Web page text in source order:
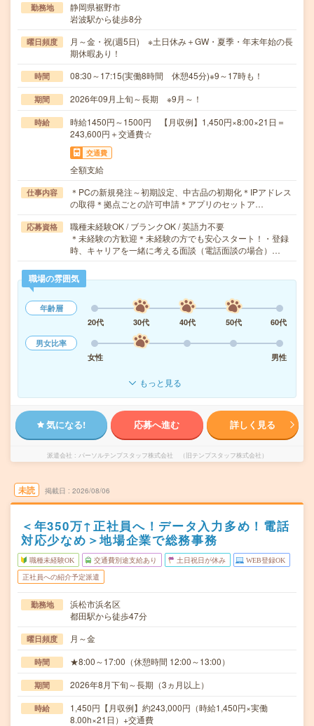
勤務地
静岡県裾野市
岩波駅から徒歩8分
曜日頻度
月～金・祝(週5日) ※土日休み＋GW・夏季・年末年始の長
期休暇あり！
時間 08:30～17:15(実働8時間 休憩45分)※9～17時も！
期間 2026年09月上旬～長期 ※9月～！
時給
時給1450円～1500円 【月収例】1,450円×8:00×21日＝
243,600円＋交通費☆
交通費
全額支給
仕事内容
＊PCの新規発注～初期設定、中古品の初期化＊IPアドレス
の取得＊拠点ごとの許可申請＊アプリのセットア…
応募資格
職種未経験OK / ブランクOK / 英語力不要
＊未経験の方歓迎＊未経験の方でも安心スタート！・登録
時、キャリアを一緒に考える面談（電話面談の場合）…
職場の雰囲気
年齢層
20代
30代 40代 50代
60代
男女比率
女性
男性
もっと見る
気になる! 応募へ進む 詳しく見る
派遣会社 パーソルテンプスタッフ株式会社 （旧テンプスタッフ株式会社）
未読 掲載日 2026/08/06
＜年350万↑正社員へ！データ入力多め！電話
対応少なめ＞地場企業で総務事務
職種未経験OK 交通費別途支給あり 土日祝日が休み WEB登録OK
正社員への紹介予定派遣
勤務地
浜松市浜名区
都田駅から徒歩47分
曜日頻度 月～金
時間 ★8:00～17:00（休憩時間 12:00～13:00）
期間 2026年8月下旬～長期（3ヵ月以上）
時給
1,450円【月収例】約243,000円（時給1,450円×実働
8.00h×21日）+交通費